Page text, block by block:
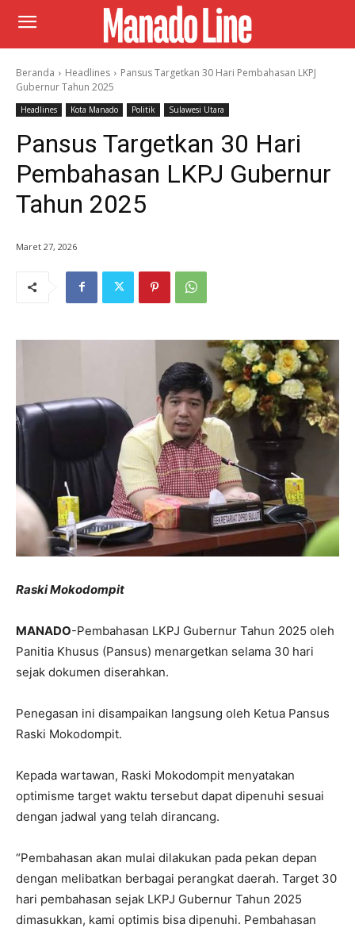
Beranda Headlines
Pansus Targetkan 30 Hari Pembahasan LKPJ
Gubernur Tahun 2025
Headlines Kota Manado Politik Sulawesi Utara
Pansus Targetkan 30 Hari
Pembahasan LKPJ Gubernur
Tahun 2025
Maret 27, 2026
Raski Mokodompit
MANADO-Pembahasan LKPJ Gubernur Tahun 2025 oleh
Panitia Khusus (Pansus) menargetkan selama 30 hari
sejak dokumen diserahkan.
Penegasan ini disampaikan langsung oleh Ketua Pansus
Raski Mokodompit.
Kepada wartawan, Raski Mokodompit menyatakan
optimisme target waktu tersebut dapat dipenuhi sesuai
dengan jadwal yang telah dirancang.
“Pembahasan akan mulai dilakukan pada pekan depan
dengan melibatkan berbagai perangkat daerah. Target 30
hari pembahasan sejak LKPJ Gubernur Tahun 2025
dimasukkan, kami optimis bisa dipenuhi. Pembahasan